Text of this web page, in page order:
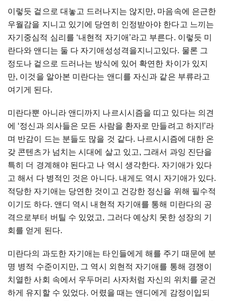
이렇듯 겉으로 대놓고 드러나지는 않지만, 마음속에 은근한
우월감을 지니고 있기에 당연히 인정받아야 한다고 느끼는
자기중심적 심리를 ‘내현적 자기애’라고 부른다. 이렇듯 미
란다와 앤디는 둘 다 자기애성성격을지니고있다. 물론 그
정도나 겉으로 드러나는 방식에 있어 확연한 차이가 있지
만, 이것을 알아본 미란다는 앤디를 자신과 같은 부류라고
여기게 된다.
미란다뿐 아니라 앤디까지 나르시시즘을 띠고 있다는 의견
에 ‘정신과 의사들은 모든 사람을 환자로 만들려고 하지!’라
며 반감이 드는 분들도 많을 것 같다. 나르시시즘에 대한 온
갖 콘텐츠가 넘치는 시대에 살고 있고, 그래서 과잉 진단을
특히 더 경계해야 된다고 나 역시 생각한다. 자기애가 있다
고 해서 다 병적인 것은 아니다. 내게도 역시 자기애가 있다.
적당한 자기애는 당연한 것이고 건강한 정신을 위해 필수적
이기도 하다. 앤디 역시 내현적 자기애를 통해 미란다의 공
격으로부터 버틸 수 있었고, 그러다 예상치 못한 성장의 기
회를 얻게 된다.
미란다의 과도한 자기애는 타인들에게 해를 주기 때문에 분
명 병적 수준이지만, 그 역시 외현적 자기애를 통해 경쟁이
치열한 사회 속에서 우두머리 사자처럼 자신의 위치를 굳건
하게 유지할 수 있었다. 어렸을 때는 앤디에게 감정이입되